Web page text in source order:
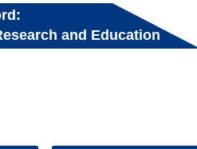
and Education